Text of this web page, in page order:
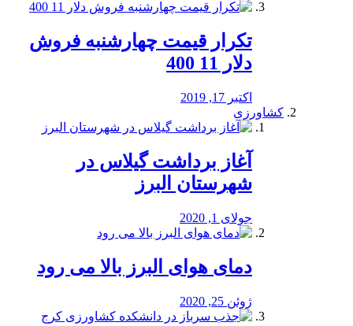
تکرار قیمت چهارشنبه فروش
دلار 11 400
اکتبر 17, 2019
کشاورزی
آغاز برداشت گیلاس در
شهرستان البرز
جولای 1, 2020
دمای هوای البرز بالا می رود
ژوئن 25, 2020